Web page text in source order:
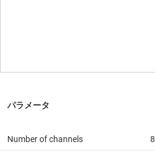
Number of channels 8